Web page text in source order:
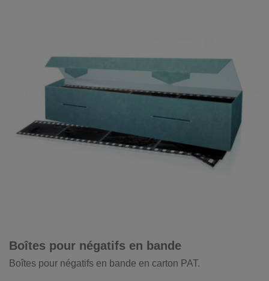
Boîtes pour négatifs en bande
Boîtes pour négatifs en bande en carton PAT.